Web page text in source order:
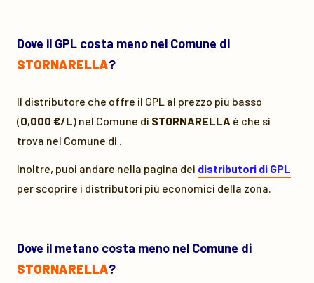
Dove il GPL costa meno nel Comune di
STORNARELLA?
Il distributore che offre il GPL al prezzo più basso
(0,000 €/L) nel Comune di STORNARELLA è che si
trova nel Comune di .
Inoltre, puoi andare nella pagina dei distributori di GPL
per scoprire i distributori più economici della zona.
Dove il metano costa meno nel Comune di
STORNARELLA?